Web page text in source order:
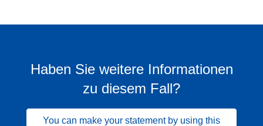
Haben Sie weitere Informationen
zu diesem Fall?
You can make your statement by using this